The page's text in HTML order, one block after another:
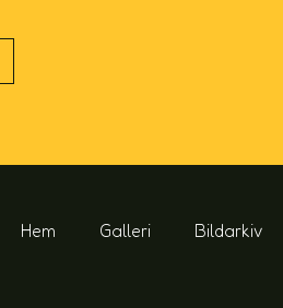
Hem Galleri Bildarkiv